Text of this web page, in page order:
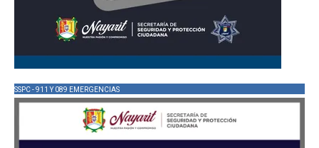
SSPC - 911 Y 089 EMERGENCIAS